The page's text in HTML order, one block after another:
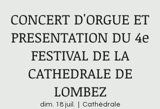
CONCERT D'ORGUE ET
PRESENTATION DU 4e
FESTIVAL DE LA
CATHEDRALE DE
LOMBEZ
dim. 18 juil. Cathédrale